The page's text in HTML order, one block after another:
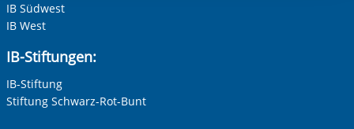
bei nicht erfolgter Abmeldung: 100 % der gesamten
Seminargebühren.
Ihre E-Mail-Adresse
Ihre Telefonnummer
IB Südwest
IB West
IB-Stiftungen:
IB-Stiftung
Stiftung Schwarz-Rot-Bunt